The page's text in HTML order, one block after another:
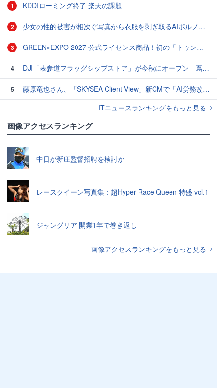
1 KDDIローミング終了 楽天の課題
2 少女の性的被害が相次ぐ写真から衣服を剥ぎ取るAIポルノアプリ「ClothOff」の背後にいる人物とは？
3 GREEN×EXPO 2027 公式ライセンス商品！初の「トゥンクトゥンク」公式LINEスタンプ、販売開始
4 DJI「表参道フラッグシップストア」が今秋にオープン 蔦屋家電＋ではOsmo Pocket 4P「パールホワイト」が初公開
5
藤原竜也さん、「SKYSEA Client View」新CMで「AI労務改善」をアピール 働き方をAIが分析したら「すぐに休んで」と言われる？
ITニュースランキングをもっと見る
画像アクセスランキング
中日が新庄監督招聘を検討か
レースクイーン写真集：超Hyper Race Queen 特盛 vol.1
ジャングリア 開業1年で巻き返し
画像アクセスランキングをもっと見る